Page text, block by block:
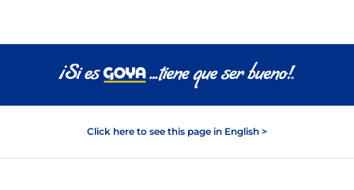
Click here to see this page in English >